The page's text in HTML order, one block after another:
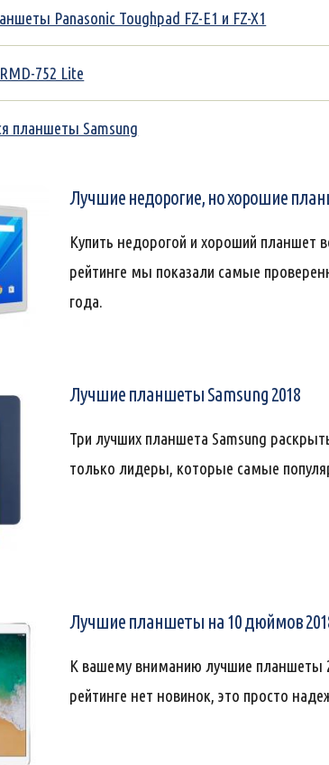
Panasonic Toughpad FZ-E1 и FZ-X1
752 Lite
планшеты Samsung
Лучшие недорогие, но хорошие
Купить недорогой и хороший планшет
рейтинге мы показали самые
года.
Лучшие планшеты Samsung 2018
Три лучших планшета Samsung
только лидеры, которые самые
Лучшие планшеты на 10 дюймов
К вашему вниманию лучшие планшеты
рейтинге нет новинок, это просто